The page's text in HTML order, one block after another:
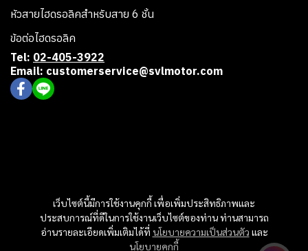
เว็บไซต์นี้มีการใช้งานคุกกี้ เพื่อเพิ่มประสิทธิภาพและ
ประสบการณ์ที่ดีในการใช้งานเว็บไซต์ของท่าน ท่านสามารถ
อ่านรายละเอียดเพิ่มเติมได้ที่ นโยบายความเป็นส่วนตัว และ
นโยบายคุกกี้
หัวสายไฮดรอลิคสำหรับสาย 6 ชั้น
ข้อต่อไฮดรอลิค
Tel: 02-405-3922
Email: customerservice@svlmotor.com